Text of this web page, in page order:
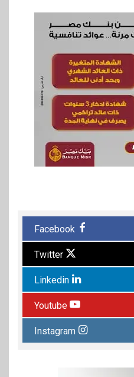
Facebook
Twitter
Linkedin
Youtube
Instagram